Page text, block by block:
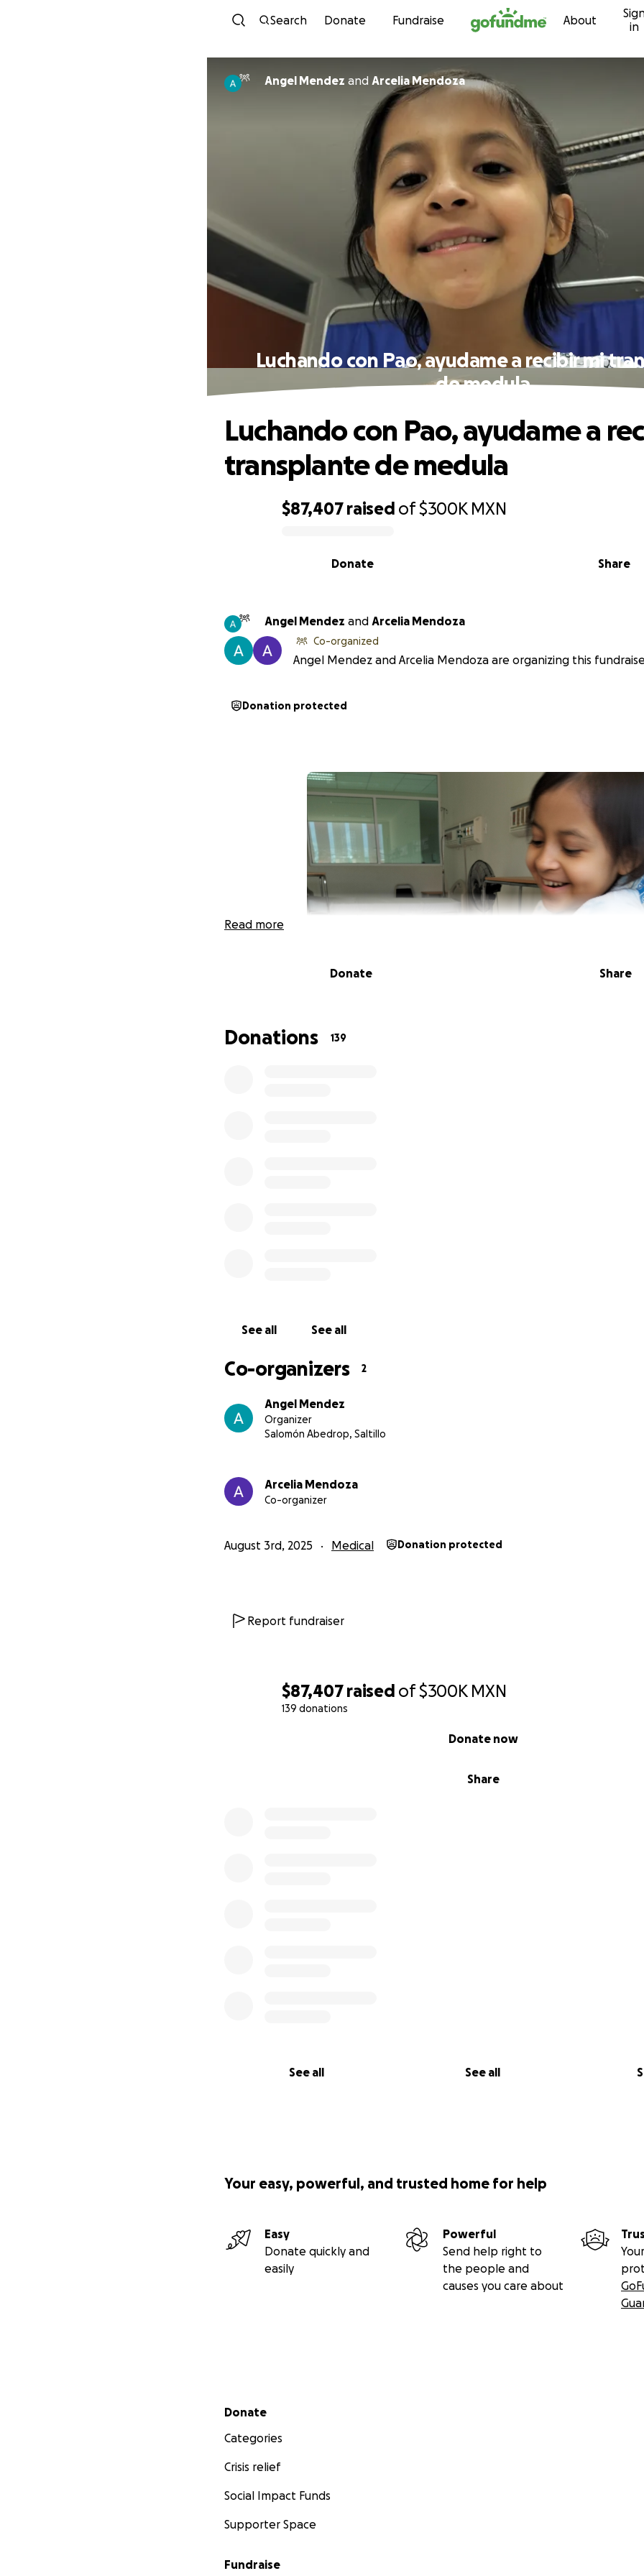
Skip to content
Search Donate Fundraise About
in
$87,407 raised of$300K MXN
139 donations
Share
Donate now
See all See all
Angel Mendez and Arcelia Mendoza
Luchando con Pao, ayudame a recibir mi
de medula
$87,407 raised of$300K MXN
Share
Donate
Luchando con Pao, ayudame a
transplante de medula
Angel Mendez and Arcelia Mendoza
Co-organized
Angel Mendez and Arcelia Mendoza are organizing this
Donation protected
necesito un transplante de médula.
Dicho transplante de realizará en la ciudad de Monterrey.
Read more
Donate Share
Donations 139
See all See all
Co-organizers 2
Angel Mendez
Organizer
Salomón Abedrop, Saltillo
Arcelia Mendoza
Co-organizer
August 3rd, 2025 Medical Donation protected
Report fundraiser
Your easy, powerful, and trusted home for help
Easy
Donate quickly and
easily
Powerful
Send help right to
the people and
causes you care about
Secondary menu
Donate
Categories
Crisis relief
Social Impact Funds
Supporter Space
Fundraise